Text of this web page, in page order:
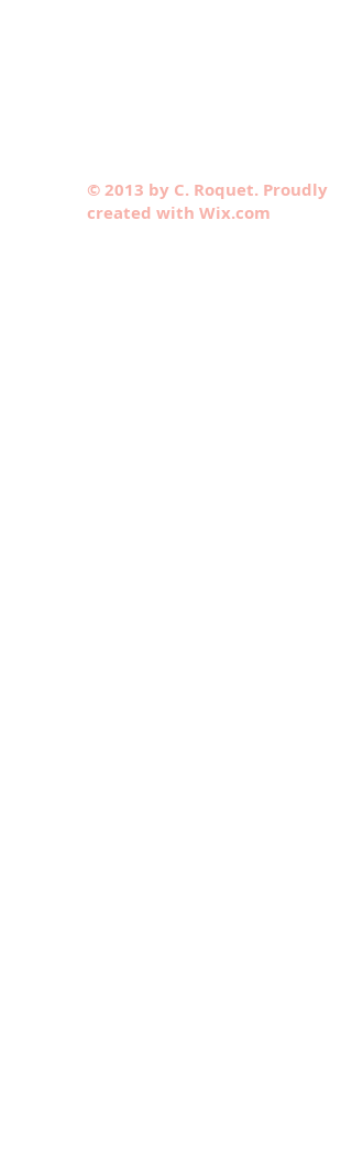
© 2013 by C. Roquet. Proudly
created with Wix.com